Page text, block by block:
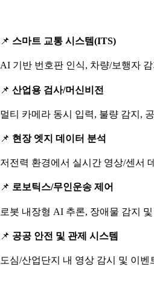
📌 스마트 교통 시스템(ITS)
AI 기반 번호판 인식, 차량/보행자
📌 산업용 검사/머신비전
멀티 카메라 동시 입력, 불량 감지,
📌 현장 엣지 데이터 분석
저전력 환경에서 실시간 영상/센서
📌 로보틱스/무인운송 제어
로봇 내장형 AI 추론, 장애물 감지
📌 공공 안전 및 관제 시스템
도심/산업단지 내 영상 감시 및 이벤